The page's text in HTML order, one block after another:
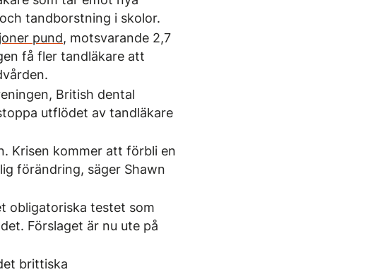
tandborstning i skolor.
pund, motsvarande 2,7
få fler tandläkare att
British dental
utflödet av tandläkare
Krisen kommer att förbli en
förändring, säger Shawn
obligatoriska testet som
Förslaget är nu ute på
brittiska